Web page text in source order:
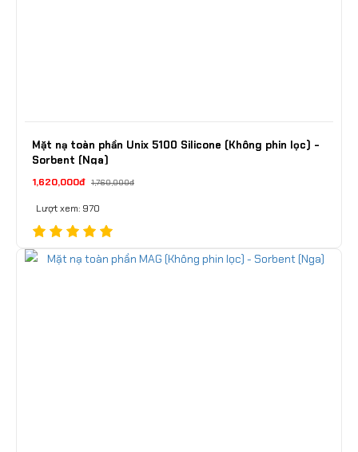
Mặt nạ toàn phần Unix 5100 Silicone (Không phin lọc) -
Sorbent (Nga)
1,620,000đ 1,760,000đ
Lượt xem: 970